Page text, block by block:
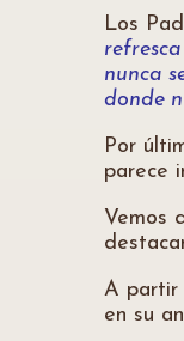
Los
nunca
donde
Por
parece
Vemos
A partir
en su